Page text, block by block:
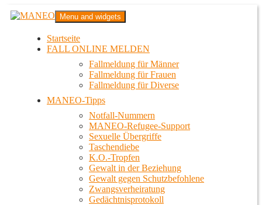
Zum
InhaltMANEO
Das schwule Anti-Gewalt-Projekt in Berlin
Menu and widgets
Startseite
FALL ONLINE MELDEN
Fallmeldung für Männer
Fallmeldung für Frauen
Fallmeldung für Diverse
MANEO-Tipps
Notfall-Nummern
MANEO-Refugee-Support
Sexuelle Übergriffe
Taschendiebe
K.O.-Tropfen
Gewalt in der Beziehung
Gewalt gegen Schutzbefohlene
Zwangsverheiratung
Gedächtnisprotokoll